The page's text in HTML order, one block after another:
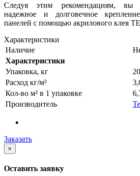
Следуя этим рекомендациям, вы
надежное и долговечное
панелей с помощью акрилового клея
Характеристики
Наличие
Характеристики
Упаковка, кг
20
Расход кг/м²
Кол-во м² в 1 упаковке
Производитель
Заказать
×
Оставить заявку